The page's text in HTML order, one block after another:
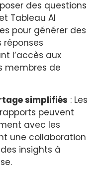
des questions
Tableau AI
pour générer des
réponses
l’accès aux
membres de
simplifiés : Les
peuvent
avec les
une collaboration
insights à